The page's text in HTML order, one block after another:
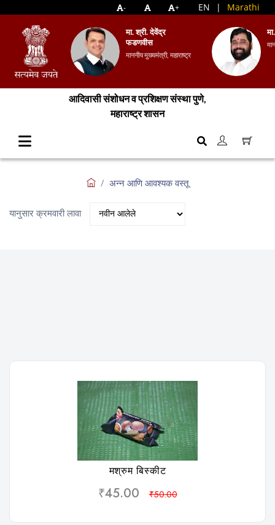
- + EN | Marathi
मा. श्री. देवेंद्र
फडणवीस
माननीय मुख्यमंत्री, महाराष्ट्र
आदिवासी संशोधन व प्रशिक्षण संस्था पुणे,
महाराष्ट्र शासन
अन्न आणि आवश्यक वस्तू
यानुसार क्रमवारी लावा
मश्रुम बिस्कीट
₹45.00 ₹50.00
विशलिस्ट